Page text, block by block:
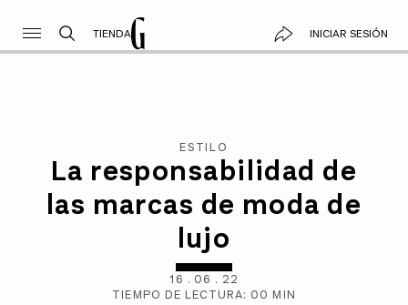
TIENDA INICIAR SESIÓN
ESTILO
La responsabilidad de
las marcas de moda de
lujo
16 . 06 . 22
TIEMPO DE LECTURA: 00 MIN